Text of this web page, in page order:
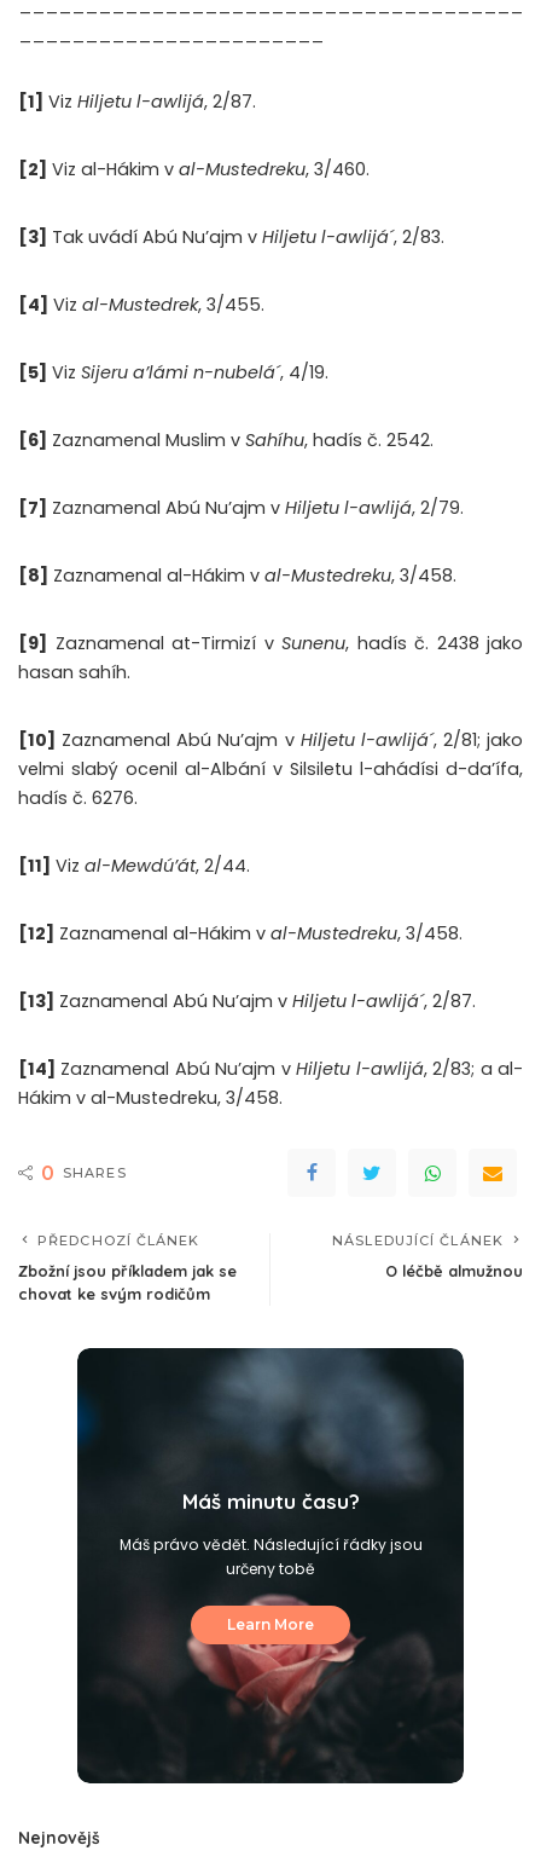
[1] Viz Hiljetu l-awlijá, 2/87.
[2] Viz al-Hákim v al-Mustedreku, 3/460.
[3] Tak uvádí Abú Nu’ajm v Hiljetu l-awlijá´, 2/83.
[4] Viz al-Mustedrek, 3/455.
[5] Viz Sijeru a’lámi n-nubelá´, 4/19.
[6] Zaznamenal Muslim v Sahíhu, hadís č. 2542.
[7] Zaznamenal Abú Nu’ajm v Hiljetu l-awlijá, 2/79.
[8] Zaznamenal al-Hákim v al-Mustedreku, 3/458.
[9] Zaznamenal at-Tirmizí v Sunenu, hadís č. 2438 jako
hasan sahíh.
[10] Zaznamenal Abú Nu’ajm v Hiljetu l-awlijá´, 2/81; jako
velmi slabý ocenil al-Albání v Silsiletu l-ahádísi d-da’ífa,
hadís č. 6276.
[11] Viz al-Mewdú’át, 2/44.
[12] Zaznamenal al-Hákim v al-Mustedreku, 3/458.
[13] Zaznamenal Abú Nu’ajm v Hiljetu l-awlijá´, 2/87.
[14] Zaznamenal Abú Nu’ajm vHiljetu l-awlijá, 2/83; a al-
Hákim v al-Mustedreku, 3/458.
0 SHARES
PŘEDCHOZÍ ČLÁNEK
Zbožní jsou příkladem jak se
chovat ke svým rodičům
NÁSLEDUJÍCÍ ČLÁNEK
O léčbě almužnou
Máš minutu času?
Máš právo vědět. Následující řádky jsou
určeny tobě
Learn More
Nejnovějš